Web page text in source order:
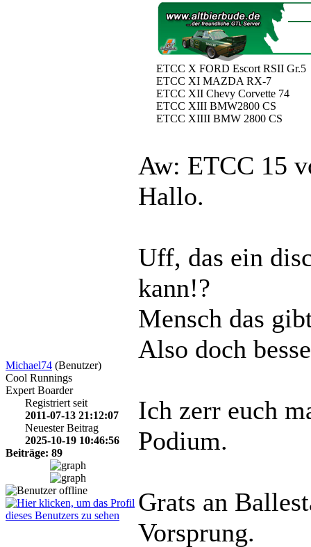
ETCC X FORD Escort RSII Gr.5
ETCC XI MAZDA RX-7
ETCC XII Chevy Corvette 74
ETCC XIII BMW2800 CS
ETCC XIIII BMW 2800 CS
Michael74 (Benutzer)
Cool Runnings
Expert Boarder
Registriert seit
2011-07-13 21:12:07
Neuester Beitrag
2025-10-19 10:46:56
Beiträge: 89
Aw: ETCC 15
Hallo.
Uff, das ein
kann!?
Mensch das
Also doch
Ich zerr euch
Podium.
Grats an
Vorsprung.